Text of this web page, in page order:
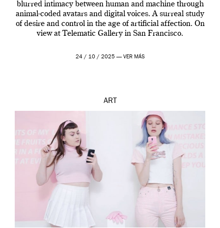
blurred intimacy between human and machine through
animal-coded avatars and digital voices. A surreal study
of desire and control in the age of artificial affection. On
view at Telematic Gallery in San Francisco.
24 / 10 / 2025 — VER MÁS
ART